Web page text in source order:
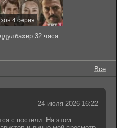
4 серия
32 часа
Все
24 июля 2026 16:22
с постели. На этом